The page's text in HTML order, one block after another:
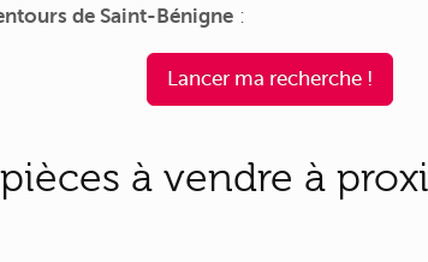
de Saint-Bénigne :
Lancer ma recherche !
à vendre à